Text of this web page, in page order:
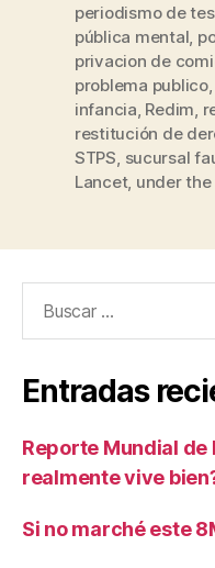
periodismo de
pública mental,
privacion de
problema publico,
infancia, Redim,
restitución de
STPS, sucursal
Lancet, under
Entradas
Reporte Mundial de
realmente vive
Si no marché este